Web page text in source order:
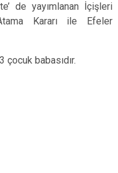
de yayımlanan İçişleri
Atama Kararı ile Efeler
babası​​​​​​dır.